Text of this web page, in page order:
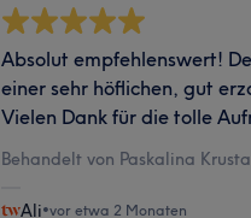
Absolut empfehlenswert!
einer sehr höflichen, gut
Vielen Dank für die tolle
Behandelt von Paskalina
Ali•vor etwa 2 Monaten